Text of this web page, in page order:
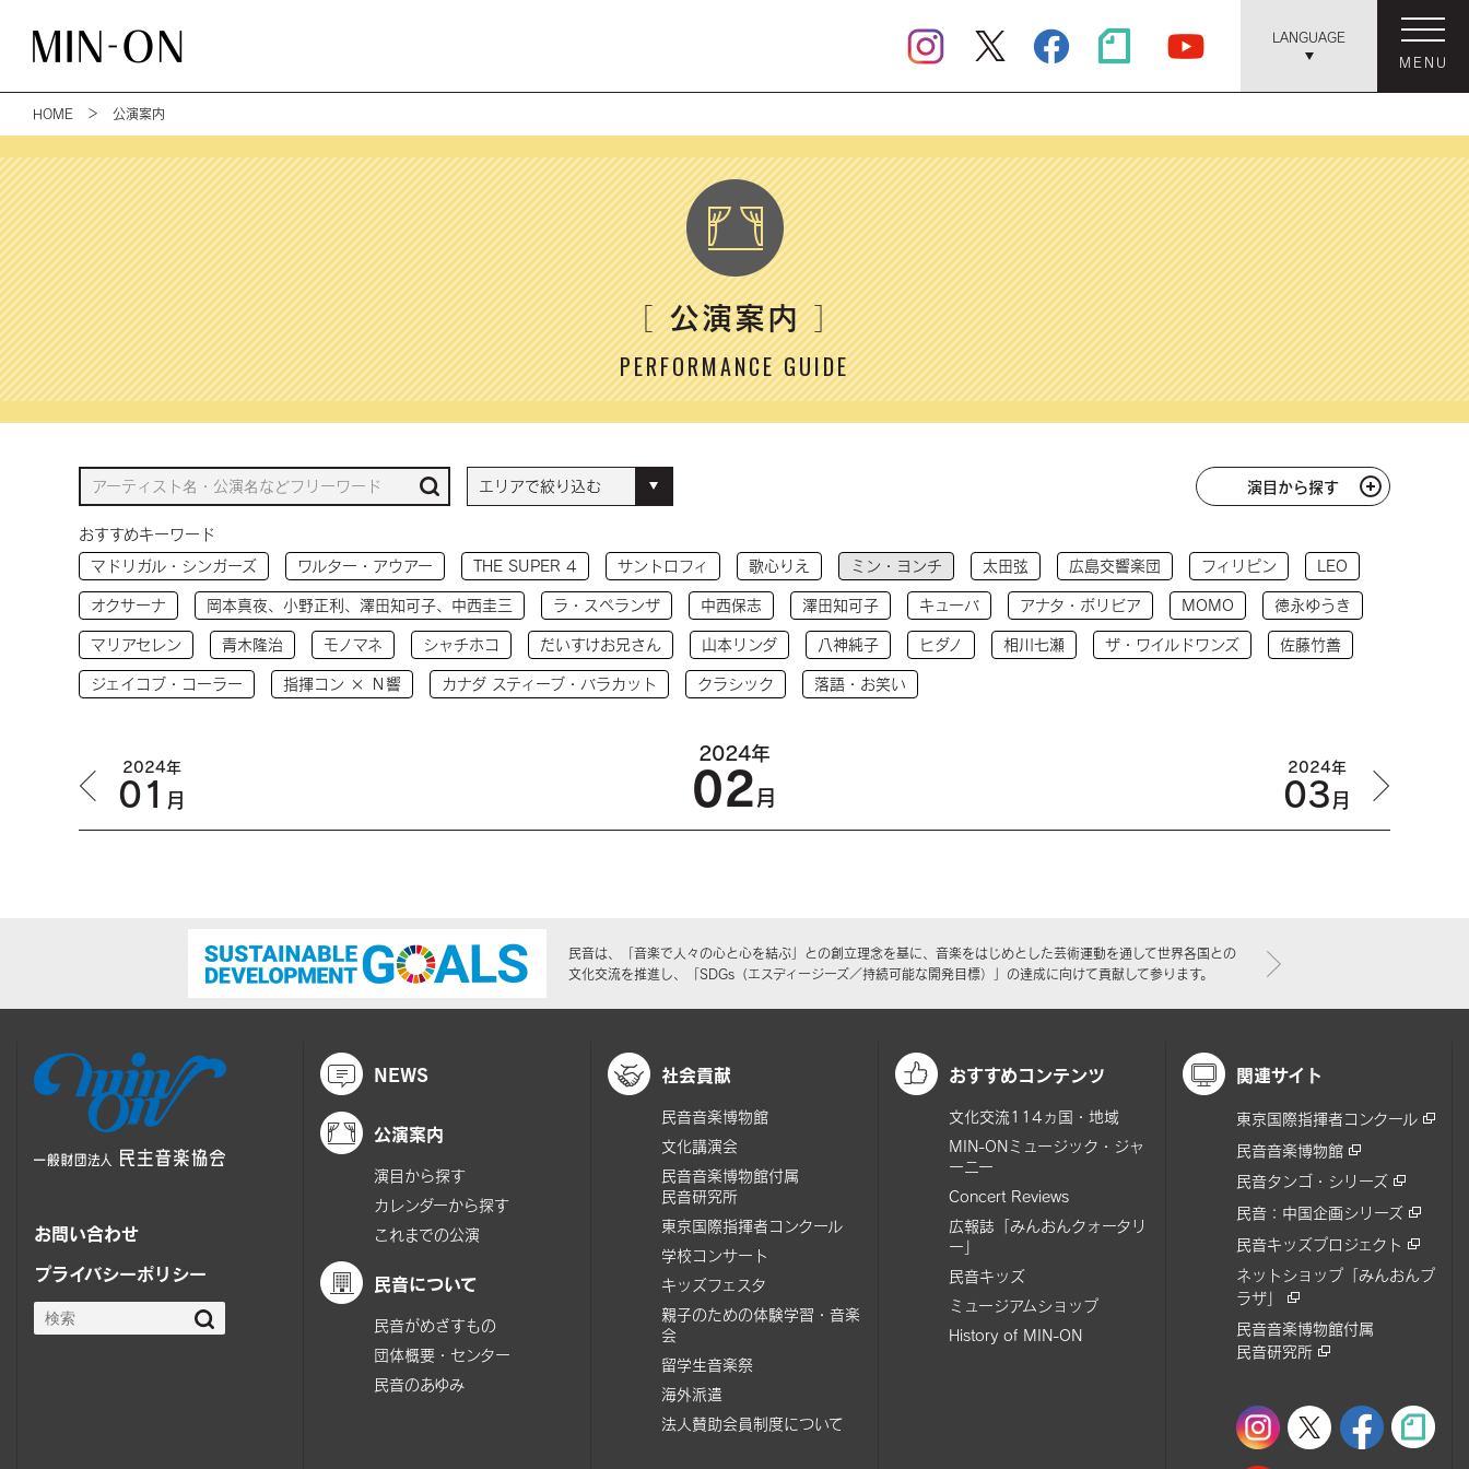
LANGUAGE
MENU
HOME ＞ 公演案内
［公演案内］
PERFORMANCE GUIDE
演目から探す
おすすめキーワード
マドリガル・シンガーズ
ワルター・アウアー THE SUPER 4 サントロフィ 歌心りえ ミン・ヨンチ 太田弦 広島交響楽団 フィリピン LEO
オクサーナ 岡本真夜、小野正利、澤田知可子、中西圭三 ラ・スペランザ 中西保志 澤田知可子 キューバ アナタ・ボリビア MOMO 徳永ゆうき
マリアセレン 青木隆治 モノマネ シャチホコ だいすけお兄さん 山本リンダ 八神純子 ヒダノ 相川七瀬 ザ・ワイルドワンズ 佐藤竹善
ジェイコブ・コーラー 指揮コン × Ｎ響 カナダ スティーブ・バラカット クラシック 落語・お笑い
2024年
01 月
2024年
02月
2024年
03月
民音は、「音楽で人々の心と心を結ぶ」との創立理念を基に、音楽をはじめとした芸術運動を通して世界各国との
文化交流を推進し、「SDGs（エスディージーズ／持続可能な開発目標）」の達成に向けて貢献して参ります。
お問い合わせ
プライバシーポリシー
NEWS
公演案内
演目から探す
カレンダーから探す
これまでの公演
民音について
民音がめざすもの
団体概要・センター
民音のあゆみ
社会貢献
民音音楽博物館
文化講演会
民音音楽博物館付属
民音研究所
東京国際指揮者コンクール
学校コンサート
キッズフェスタ
親子のための体験学習・音楽
会
留学生音楽祭
海外派遣
法人賛助会員制度について
おすすめコンテンツ
文化交流114ヵ国・地域
MIN-ONミュージック・ジャ
ーニー
Concert Reviews
広報誌「みんおんクォータリ
ー」
民音キッズ
ミュージアムショップ
History of MIN-ON
関連サイト
東京国際指揮者コンクール
民音音楽博物館
民音タンゴ・シリーズ
民音：中国企画シリーズ
民音キッズプロジェクト
ネットショップ「みんおんプ
ラザ」
民音音楽博物館付属
民音研究所